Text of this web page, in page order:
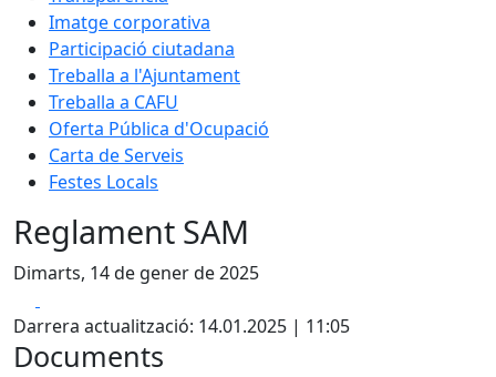
Imatge corporativa
Participació ciutadana
Treballa a l'Ajuntament
Treballa a CAFU
Oferta Pública d'Ocupació
Carta de Serveis
Festes Locals
Reglament SAM
Dimarts, 14 de gener de 2025
Darrera actualització: 14.01.2025 | 11:05
Documents